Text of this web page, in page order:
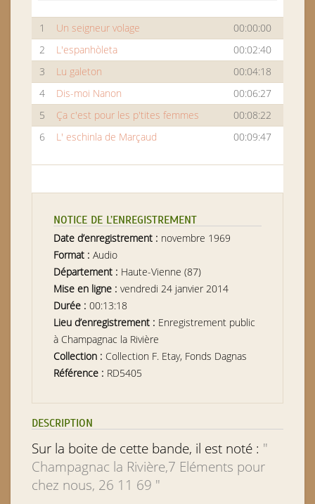
1 Un seigneur volage
00:00:00
2
L'espanhòleta
00:02:40
3
Lu galeton
00:04:18
4
Dis-moi Nanon
00:06:27
5
Ça c'est pour les p'tites femmes
00:08:22
6
L' eschinla de Marçaud 00:09:47
NOTICE DE L’ENREGISTREMENT
Date d’enregistrement : novembre 1969
Format : Audio
Département : Haute-Vienne (87)
Mise en ligne : vendredi 24 janvier 2014
Durée : 00:13:18
Lieu d’enregistrement : Enregistrement public
à Champagnac la Rivière
Collection : Collection F. Etay, Fonds Dagnas
Référence : RD5405
DESCRIPTION
Sur la boite de cette bande, il est noté : "
Champagnac la Rivière,7 Eléments pour
chez nous, 26 11 69 "